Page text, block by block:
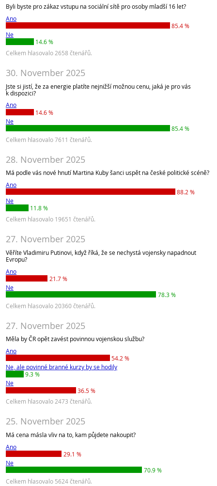
Byli byste pro zákaz vstupu na sociální sítě pro osoby mladší 16 let?
Ano
85.4 %
Ne
14.6 %
Celkem hlasovalo 2658 čtenářů.
30. November 2025
Jste si jistí, že za energie platíte nejnižší možnou cenu, jaká je pro vás
k dispozici?
Ano
14.6 %
Ne
85.4 %
Celkem hlasovalo 7611 čtenářů.
28. November 2025
Má podle vás nové hnutí Martina Kuby šanci uspět na české politické scéně?
Ano
88.2 %
Ne
11.8 %
Celkem hlasovalo 19651 čtenářů.
27. November 2025
Věříte Vladimiru Putinovi, když říká, že se nechystá vojensky napadnout
Evropu?
Ano
21.7 %
Ne
78.3 %
Celkem hlasovalo 20360 čtenářů.
27. November 2025
Měla by ČR opět zavést povinnou vojenskou službu?
Ano
54.2 %
Ne, ale povinné branné kurzy by se hodily
9.3 %
Ne
36.5 %
Celkem hlasovalo 2473 čtenářů.
25. November 2025
Má cena másla vliv na to, kam půjdete nakoupit?
Ano
29.1 %
Ne
70.9 %
Celkem hlasovalo 5624 čtenářů.